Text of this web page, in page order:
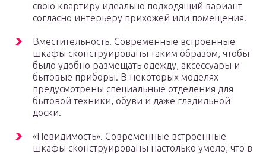
свою квартиру идеально подходящий вариант
согласно интерьеру прихожей или помещения.
Вместительность. Современные встроенные
шкафы сконструированы таким образом, чтобы
было удобно размещать одежду, аксессуары и
бытовые приборы. В некоторых моделях
предусмотрены специальные отделения для
бытовой техники, обуви и даже гладильной
доски.
«Невидимость». Современные встроенные
шкафы сконструированы настолько умело, что в